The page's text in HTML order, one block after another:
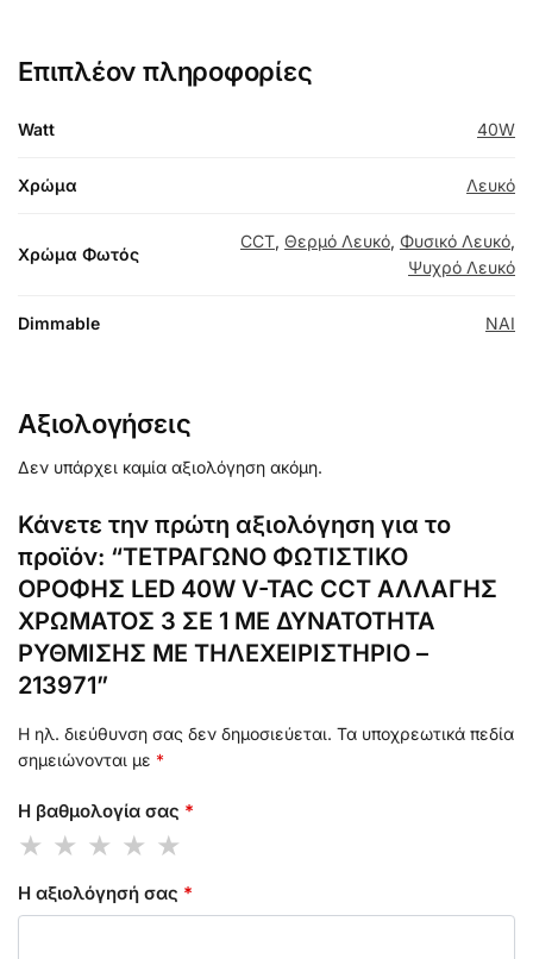
Επιπλέον πληροφορίες
Watt 40W
Χρώμα Λευκό
Χρώμα Φωτός
CCT, Θερμό Λευκό, Φυσικό Λευκό,
Ψυχρό Λευκό
Dimmable NAI
Αξιολογήσεις
Δεν υπάρχει καμία αξιολόγηση ακόμη.
Κάνετε την πρώτη αξιολόγηση για το
προϊόν: “ΤΕΤΡΑΓΩΝΟ ΦΩΤΙΣΤΙΚΟ
ΟΡΟΦΗΣ LED 40W V-TAC CCT ΑΛΛΑΓΗΣ
ΧΡΩΜΑΤΟΣ 3 ΣΕ 1 ΜΕ ΔΥΝΑΤΟΤΗΤΑ
ΡΥΘΜΙΣΗΣ ΜΕ ΤΗΛΕΧΕΙΡΙΣΤΗΡΙΟ –
213971”
Η ηλ. διεύθυνση σας δεν δημοσιεύεται. Τα υποχρεωτικά πεδία
σημειώνονται με *
Η βαθμολογία σας *
Η αξιολόγησή σας *